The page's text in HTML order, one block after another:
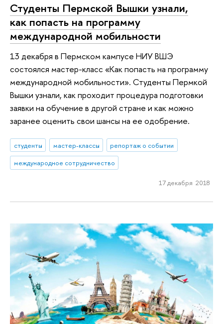
Студенты Пермской Вышки узнали,
как попасть на программу
международной мобильности
13 декабря в Пермском кампусе НИУ ВШЭ
состоялся мастер-класс «Как попасть на программу
международной мобильности». Студенты Пермкой
Вышки узнали, как проходит процедура подготовки
заявки на обучение в другой стране и как можно
заранее оценить свои шансы на ее одобрение.
студенты мастер-классы
репортаж о событии
международное сотрудничество
17 декабря 2018